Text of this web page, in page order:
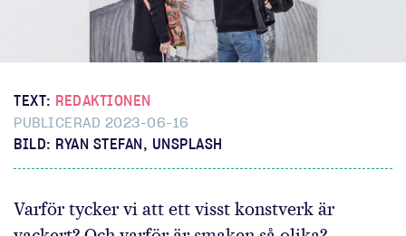
TEXT: REDAKTIONEN
PUBLICERAD 2023-06-16
BILD: RYAN STEFAN, UNSPLASH
Varför tycker vi att ett visst konstverk är